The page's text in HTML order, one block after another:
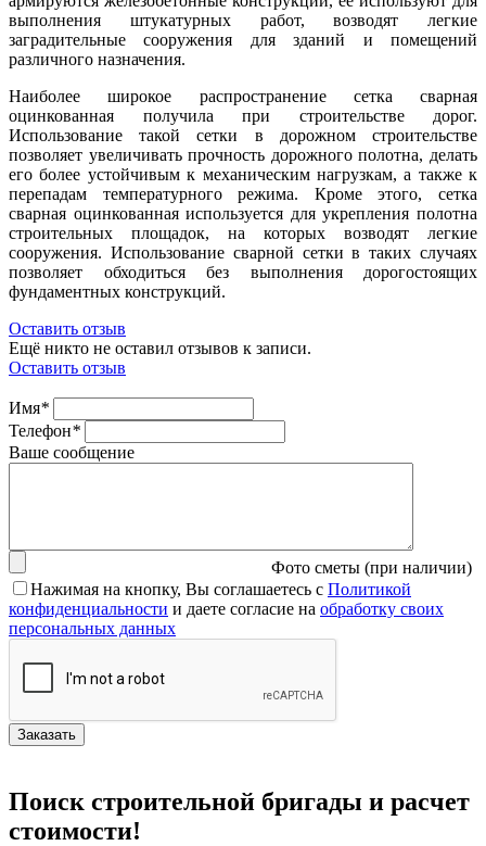
выполнения штукатурных работ, возводят легкие
заградительные сооружения для зданий и помещений
различного назначения.
Наиболее широкое распространение сетка сварная
оцинкованная получила при строительстве дорог.
Использование такой сетки в дорожном строительстве
позволяет увеличивать прочность дорожного полотна, делать
его более устойчивым к механическим нагрузкам, а также к
перепадам температурного режима. Кроме этого, сетка
сварная оцинкованная используется для укрепления полотна
строительных площадок, на которых возводят легкие
сооружения. Использование сварной сетки в таких случаях
позволяет обходиться без выполнения дорогостоящих
фундаментных конструкций.
Оставить отзыв
Ещё никто не оставил отзывов к записи.
Оставить отзыв
Имя*
Телефон*
Ваше сообщение
Фото сметы (при наличии)
Нажимая на кнопку, Вы соглашаетесь с Политикой
конфиденциальности и даете согласие на обработку своих
персональных данных
Поиск строительной бригады и расчет
стоимости!